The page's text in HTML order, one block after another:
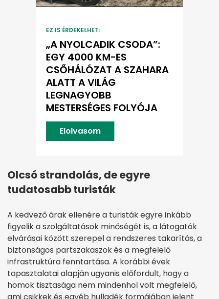
EZ IS ÉRDEKELHET:
„A NYOLCADIK CSODA”:
EGY 4000 KM-ES
CSŐHÁLÓZAT A SZAHARA
ALATT A VILÁG
LEGNAGYOBB
MESTERSÉGES FOLYÓJA
Elolvasom
Olcsó strandolás, de egyre
tudatosabb turisták
A kedvező árak ellenére a turisták egyre inkább
figyelik a szolgáltatások minőségét is, a látogatók
elvárásai között szerepel a rendszeres takarítás, a
biztonságos partszakaszok és a megfelelő
infrastruktúra fenntartása. A korábbi évek
tapasztalatai alapján ugyanis előfordult, hogy a
homok tisztasága nem mindenhol volt megfelelő,